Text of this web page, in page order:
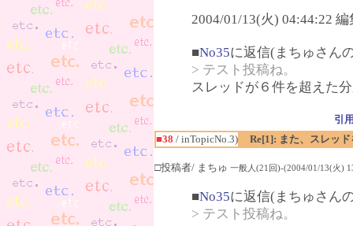
2004/01/13(火) 04:44:22
■No35に返信(まちゅさん
> テスト投稿ね。
スレッドが６件を超えた
引
■38 / inTopicNo.3) Re[1]: また、スレッ
□投稿者/ まちゅ 一般人(21回)-(2004/01/13(火)
■No35に返信(まちゅさん
> テスト投稿ね。